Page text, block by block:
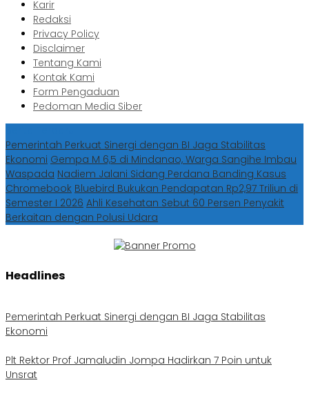
Karir
Redaksi
Privacy Policy
Disclaimer
Tentang Kami
Kontak Kami
Form Pengaduan
Pedoman Media Siber
Pemerintah Perkuat Sinergi dengan BI Jaga Stabilitas
Ekonomi Gempa M 6,5 di Mindanao, Warga Sangihe Imbau
Waspada Nadiem Jalani Sidang Perdana Banding Kasus
Chromebook Bluebird Bukukan Pendapatan Rp2,97 Triliun di
Semester I 2026 Ahli Kesehatan Sebut 60 Persen Penyakit
Berkaitan dengan Polusi Udara
Headlines
Pemerintah Perkuat Sinergi dengan BI Jaga Stabilitas
Ekonomi
Plt Rektor Prof Jamaludin Jompa Hadirkan 7 Poin untuk
Unsrat